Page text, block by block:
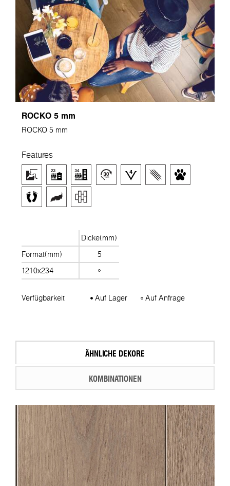
ROCKO 5 mm
ROCKO 5 mm
Features
Dicke(mm)
Format(mm)
5
1210x234
Verfügbarkeit Auf Lager Auf Anfrage
ÄHNLICHE DEKORE
KOMBINATIONEN